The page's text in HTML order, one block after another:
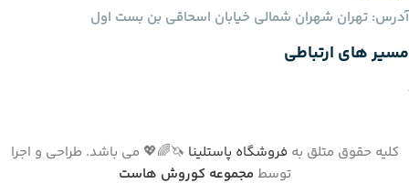
آدرس: تهران شهران شمالی خیابان اسحاقی بن بست اول
مسیر های ارتباطی
کلیه حقوق متلق به فروشگاه پاستلینا 🦄🌈💖 می باشد. طراحی و اجرا
توسط مجموعه کوروش هاست